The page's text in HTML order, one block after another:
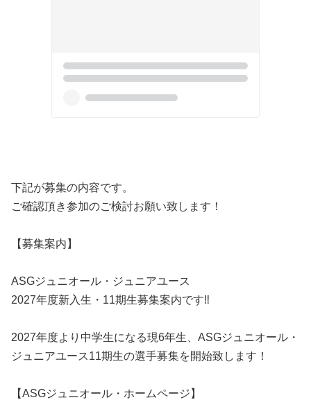
下記が募集の内容です。
ご確認頂き参加のご検討お願い致します！
【募集案内】
ASGジュニオール・ジュニアユース
2027年度新入生・11期生募集案内です‼️
2027年度より中学生になる現6年生、ASGジュニオール・
ジュニアユース11期生の選手募集を開始致します！
【ASGジュニオール・ホームページ】